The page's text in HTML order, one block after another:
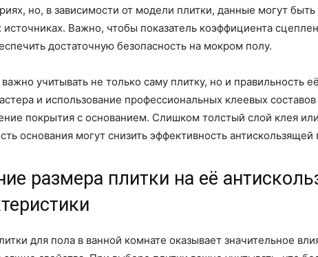
но, в зависимости от модели плитки, данные могут
источниках. Важно, чтобы показатель коэффициента
достаточную безопасность на мокром полу.
учитывать не только саму плитку, но и правильность
и использование профессиональных клеевых
покрытия с основанием. Слишком толстый слой клея
основания могут снизить эффективность антискользящей
размера плитки на её
для пола в ванной комнате оказывает значительное